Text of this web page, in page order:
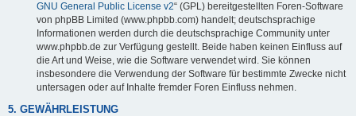
GNU General Public License v2“ (GPL) bereitgestellten Foren-Software
von phpBB Limited (www.phpbb.com) handelt; deutschsprachige
Informationen werden durch die deutschsprachige Community unter
www.phpbb.de zur Verfügung gestellt. Beide haben keinen Einfluss auf
die Art und Weise, wie die Software verwendet wird. Sie können
insbesondere die Verwendung der Software für bestimmte Zwecke nicht
untersagen oder auf Inhalte fremder Foren Einfluss nehmen.
5. GEWÄHRLEISTUNG